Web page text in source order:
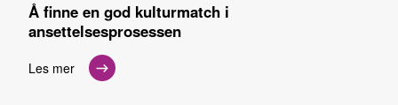
Å finne en god kulturmatch i
ansettelsesprosessen
Les mer